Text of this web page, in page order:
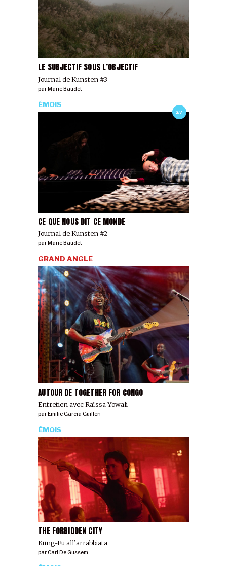
LE SUBJECTIF SOUS L’OBJECTIF
Journal de Kunsten #3
par Marie Baudet
2/7
CE QUE NOUS DIT CE MONDE
Journal de Kunsten #2
ÉMOIS
par Marie Baudet
AUTOUR DE TOGETHER FOR CONGO
Entretien avec Raïssa Yowali
GRAND ANGLE
parEmilie Garcia Guillen
THE FORBIDDEN CITY
Kung-Fu all’arrabbiata
ÉMOIS
parCarl De Gussem